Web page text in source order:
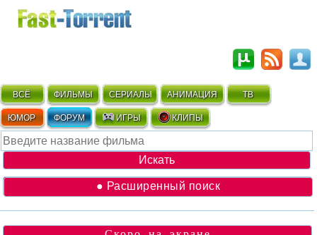
ВСЁ ФИЛЬМЫ СЕРИАЛЫ АНИМАЦИЯ ТВ
ЮМОР ФОРУМ ИГРЫ КЛИПЫ
● Расширенный поиск